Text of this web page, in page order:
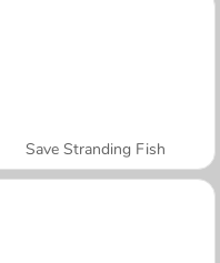
Save Stranding Fish